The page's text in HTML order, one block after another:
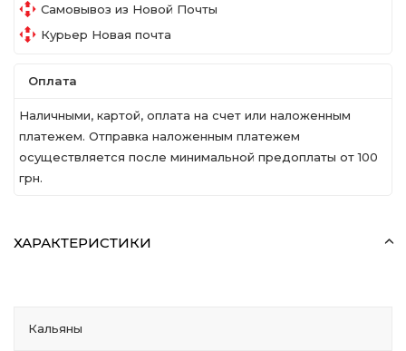
Самовывоз из Новой Почты
Курьер Новая почта
Оплата
Наличными, картой, оплата на счет или наложенным
платежем. Отправка наложенным платежем
осуществляется после минимальной предоплаты от 100
грн.
ХАРАКТЕРИСТИКИ
Кальяны